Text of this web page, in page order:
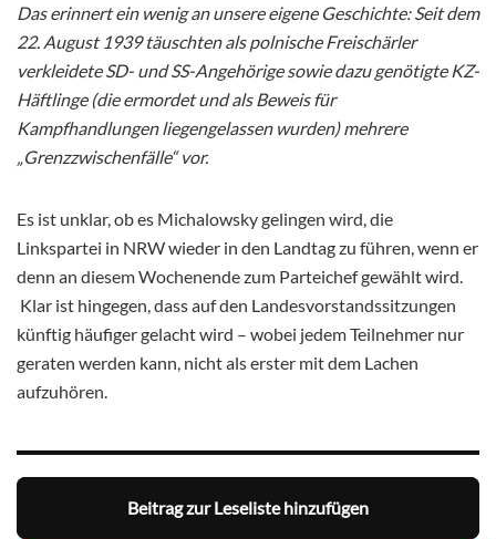
Das erinnert ein wenig an unsere eigene Geschichte: Seit dem
22. August 1939 täuschten als polnische Freischärler
verkleidete SD- und SS-Angehörige sowie dazu genötigte KZ-
Häftlinge (die ermordet und als Beweis für
Kampfhandlungen liegengelassen wurden) mehrere
„Grenzzwischenfälle“ vor.
Es ist unklar, ob es Michalowsky gelingen wird, die
Linkspartei in NRW wieder in den Landtag zu führen, wenn er
denn an diesem Wochenende zum Parteichef gewählt wird.
Klar ist hingegen, dass auf den Landesvorstandssitzungen
künftig häufiger gelacht wird – wobei jedem Teilnehmer nur
geraten werden kann, nicht als erster mit dem Lachen
aufzuhören.
Beitrag zur Leseliste hinzufügen